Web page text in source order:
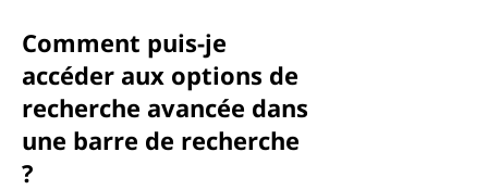
Comment puis-je
accéder aux options de
recherche avancée dans
une barre de recherche
?